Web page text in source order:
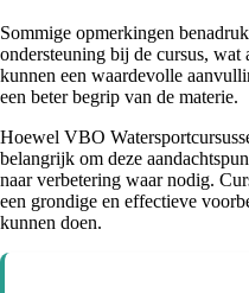
Sommige opmerkingen
ondersteuning bij de cursus,
kunnen een waardevolle
een beter begrip van de materie.
Hoewel VBO
belangrijk om deze
naar verbetering waar nodig.
een grondige en effectieve
kunnen doen.